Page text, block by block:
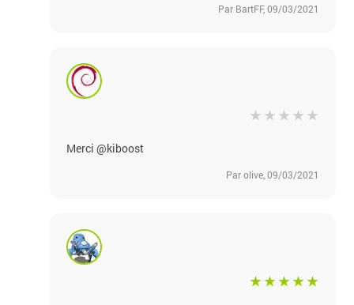
Par BartFF, 09/03/2021
Merci @kiboost
Par olive, 09/03/2021